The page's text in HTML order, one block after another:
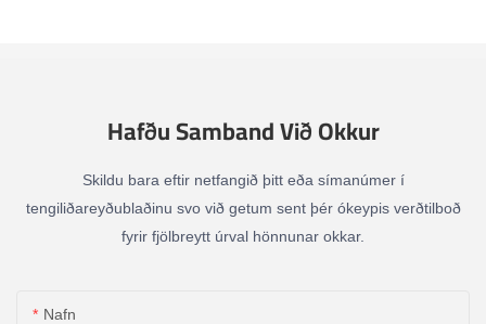
Hafðu Samband Við Okkur
Skildu bara eftir netfangið þitt eða símanúmer í
tengiliðareyðublaðinu svo við getum sent þér ókeypis verðtilboð
fyrir fjölbreytt úrval hönnunar okkar.
Nafn